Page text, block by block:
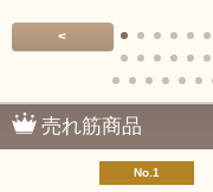
<
売れ筋商品
No.1